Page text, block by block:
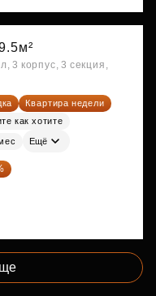
3 корпус, 3 секция,
Квартира недели
как хотите
Ещё